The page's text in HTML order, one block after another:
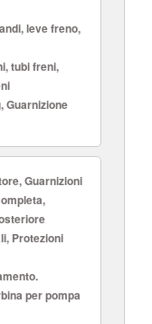
leve freno,
tubi freni,
Guarnizione
Guarnizioni
Protezioni
per pompa